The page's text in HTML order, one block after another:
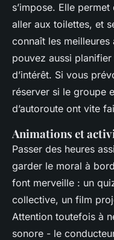
s’impose. Elle
aller aux toilettes, et
connaît les
pouvez aussi
d’intérêt. Si vous
réserver si le groupe
d’autoroute ont vite
Animations et
Passer des heures
garder le moral à
font merveille : un
collective, un film
Attention toutefois à
sonore - le